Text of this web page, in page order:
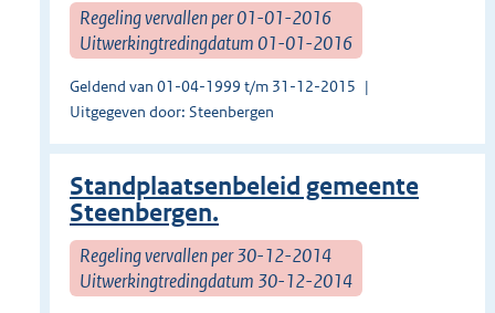
Regeling vervallen per 01-01-2016
Uitwerkingtredingdatum 01-01-2016
Geldend van 01-04-1999 t/m 31-12-2015
Uitgegeven door: Steenbergen
Standplaatsenbeleid gemeente
Steenbergen.
Regeling vervallen per 30-12-2014
Uitwerkingtredingdatum 30-12-2014